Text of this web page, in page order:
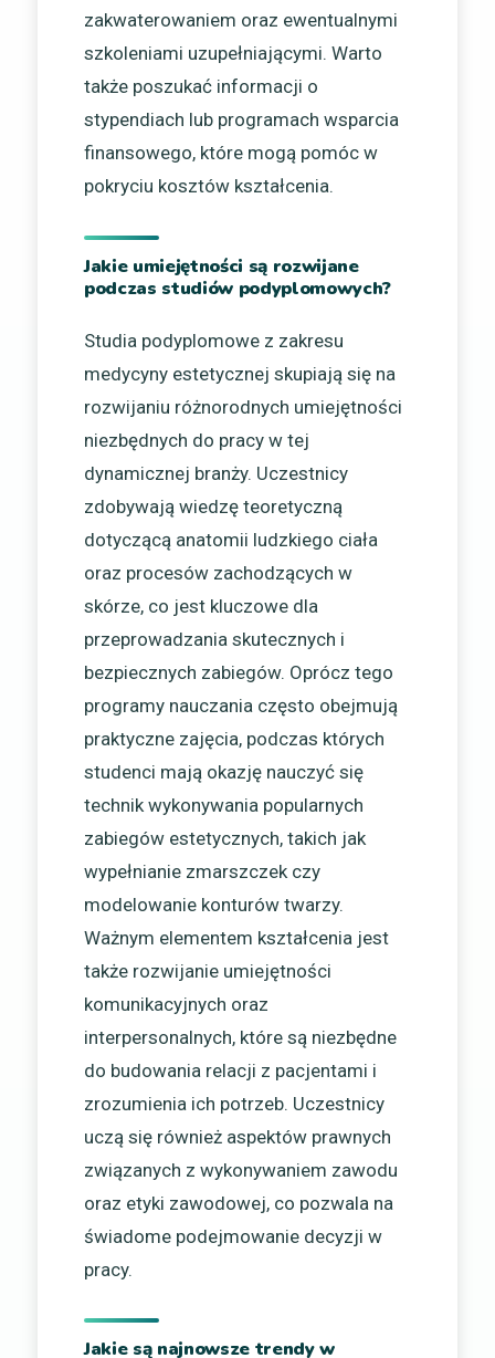
zakwaterowaniem oraz ewentualnymi
szkoleniami uzupełniającymi. Warto
także poszukać informacji o
stypendiach lub programach wsparcia
finansowego, które mogą pomóc w
pokryciu kosztów kształcenia.
Jakie umiejętności są rozwijane
podczas studiów podyplomowych?
Studia podyplomowe z zakresu
medycyny estetycznej skupiają się na
rozwijaniu różnorodnych umiejętności
niezbędnych do pracy w tej
dynamicznej branży. Uczestnicy
zdobywają wiedzę teoretyczną
dotyczącą anatomii ludzkiego ciała
oraz procesów zachodzących w
skórze, co jest kluczowe dla
przeprowadzania skutecznych i
bezpiecznych zabiegów. Oprócz tego
programy nauczania często obejmują
praktyczne zajęcia, podczas których
studenci mają okazję nauczyć się
technik wykonywania popularnych
zabiegów estetycznych, takich jak
wypełnianie zmarszczek czy
modelowanie konturów twarzy.
Ważnym elementem kształcenia jest
także rozwijanie umiejętności
komunikacyjnych oraz
interpersonalnych, które są niezbędne
do budowania relacji z pacjentami i
zrozumienia ich potrzeb. Uczestnicy
uczą się również aspektów prawnych
związanych z wykonywaniem zawodu
oraz etyki zawodowej, co pozwala na
świadome podejmowanie decyzji w
pracy.
Jakie są najnowsze trendy w